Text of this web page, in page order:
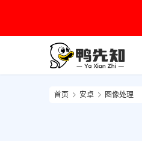
首页 安卓 图像处理